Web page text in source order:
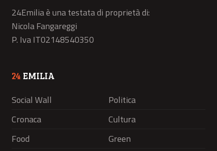
24Emilia è una testata di proprietà di:
Nicola Fangareggi
P. Iva IT02148540350
24 EMILIA
Social Wall
Politica
Cronaca
Cultura
Food
Green